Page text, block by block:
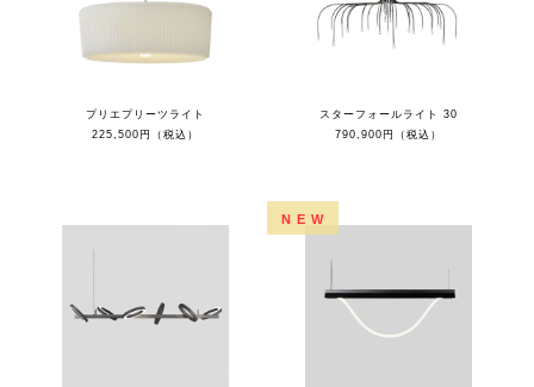
プリエプリーツライト
225,500円（税込）
スターフォールライト 30
790,900円（税込）
NEW